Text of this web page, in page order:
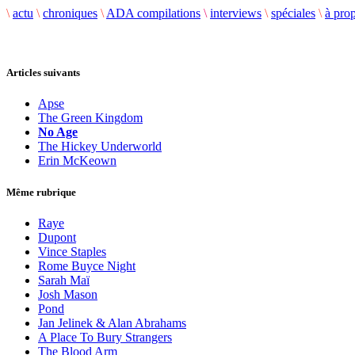
\ actu \ chroniques \ ADA compilations \ interviews \ spéciales \ à
Articles suivants
Apse
The Green Kingdom
No Age
The Hickey Underworld
Erin McKeown
Même rubrique
Raye
Dupont
Vince Staples
Rome Buyce Night
Sarah Maï
Josh Mason
Pond
Jan Jelinek & Alan Abrahams
A Place To Bury Strangers
The Blood Arm